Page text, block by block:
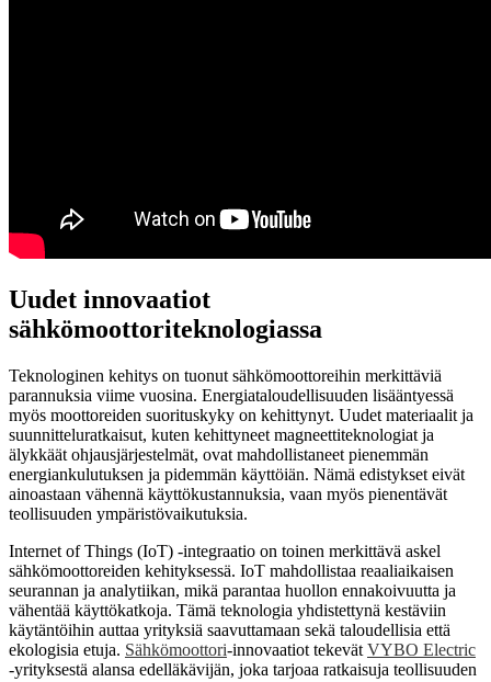
Uudet innovaatiot
sähkömoottoriteknologiassa
Teknologinen kehitys on tuonut sähkömoottoreihin merkittäviä
parannuksia viime vuosina. Energiataloudellisuuden lisääntyessä
myös moottoreiden suorituskyky on kehittynyt. Uudet materiaalit ja
suunnitteluratkaisut, kuten kehittyneet magneettiteknologiat ja
älykkäät ohjausjärjestelmät, ovat mahdollistaneet pienemmän
energiankulutuksen ja pidemmän käyttöiän. Nämä edistykset eivät
ainoastaan vähennä käyttökustannuksia, vaan myös pienentävät
teollisuuden ympäristövaikutuksia.
Internet of Things (IoT) -integraatio on toinen merkittävä askel
sähkömoottoreiden kehityksessä. IoT mahdollistaa reaaliaikaisen
seurannan ja analytiikan, mikä parantaa huollon ennakoivuutta ja
vähentää käyttökatkoja. Tämä teknologia yhdistettynä kestäviin
käytäntöihin auttaa yrityksiä saavuttamaan sekä taloudellisia että
ekologisia etuja. Sähkömoottori-innovaatiot tekevät VYBO Electric
-yrityksestä alansa edelläkävijän, joka tarjoaa ratkaisuja teollisuuden